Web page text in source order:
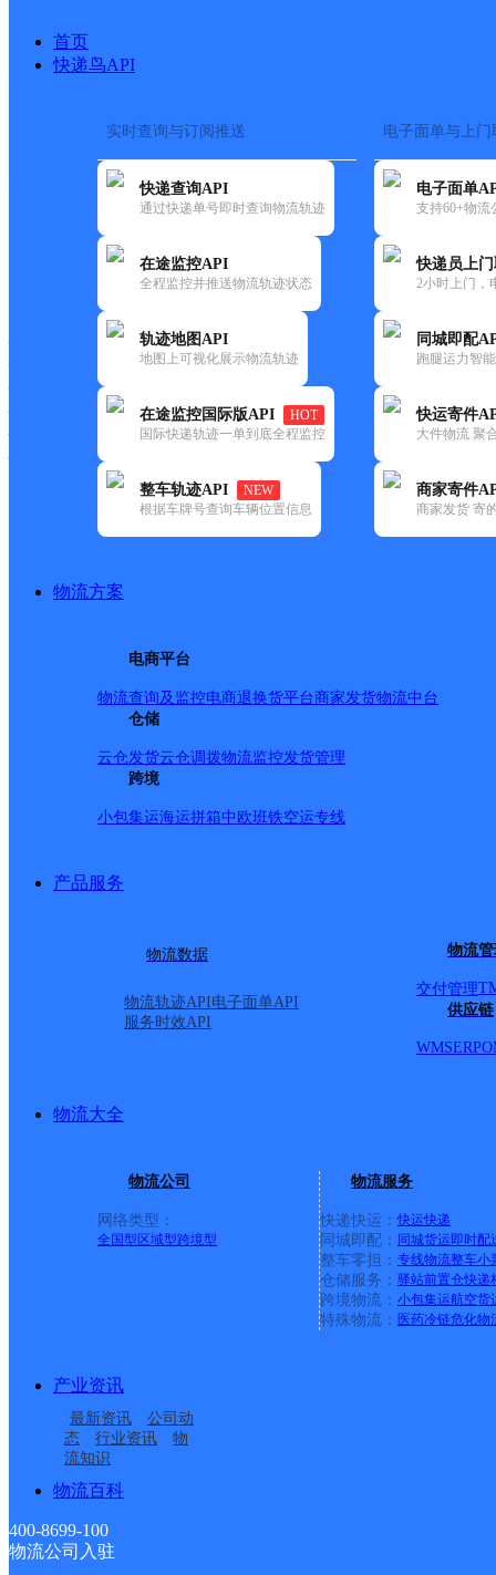
首页
快递鸟API
实时查询与订阅推送
快递查询API
通过快递单号即时查询物流轨迹
在途监控API
全程监控并推送物流轨迹状态
轨迹地图API
地图上可视化展示物流轨迹
在途监控国际版API
HOT
国际快递轨迹一单到底全程监控
整车轨迹API
NEW
根据车牌号查询车辆位置信息
电子面单与上门
电子面单
支持60+物流
快递员上
2小时上门，
同城即配
跑腿运力智
快运寄件
大件物流 聚
商家寄件
商家发货 寄
物流方案
电商平台
物流查询及监控电商退换货平台商家发货物流中台
仓储
云仓发货云仓调拨物流监控发货管理
跨境
小包集运海运拼箱中欧班铁空运专线
产品服务
物流数据
物流轨迹API电子面单API
服务时效API
物流
交付管理
供应链
WMSERP
物流大全
物流公司
网络类型：
全国型 区域型跨境型
物流服务
快递快运： 快运快递
同城即配： 同城货运即时配
整车零担： 专线物流整车小
仓储服务： 驿站前置仓快递
跨境物流： 小包集运航空货
特殊物流： 医药冷链危化物
产业资讯
最新资讯
公司动
态
行业资讯
物
流知识
物流百科
400-8699-100
物流公司入驻
快递大全> 快递网
快运大全 快递时效
网点筛选
递 ✕ 清空已选
中通快递(120)
(201) 阿克陶县(4)
德邦快递,克孜勒苏柯尔
巴楚县英吾斯坦乡合作
德邦快递 更多号码
地址
巴楚县英吾斯坦乡人民路
派送范围:-
阿克苏街道经营分部
更多号码地址
派送范围:-
霍尔果斯市兵团六十一
德邦快递